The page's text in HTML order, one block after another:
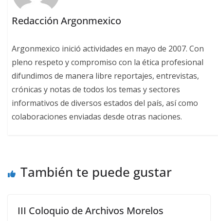
Redacción Argonmexico
Argonmexico inició actividades en mayo de 2007. Con
pleno respeto y compromiso con la ética profesional
difundimos de manera libre reportajes, entrevistas,
crónicas y notas de todos los temas y sectores
informativos de diversos estados del país, así como
colaboraciones enviadas desde otras naciones.
También te puede gustar
III Coloquio de Archivos Morelos